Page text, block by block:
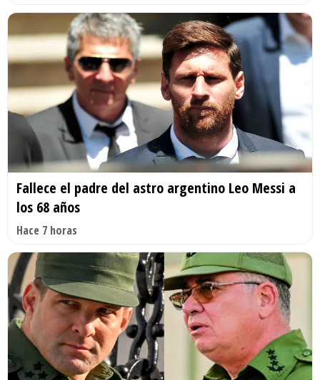
Fallece el padre del astro argentino Leo Messi a
los 68 años
Hace 7 horas